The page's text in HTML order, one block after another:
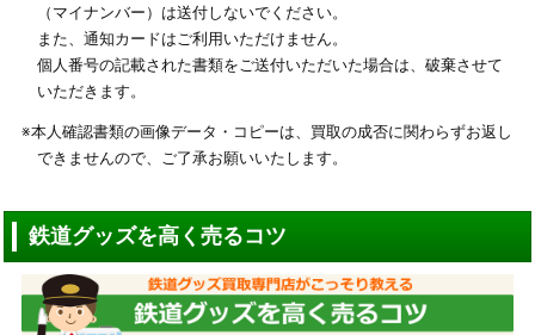
（マイナンバー）は送付しないでください。
また、通知カードはご利用いただけません。
個人番号の記載された書類をご送付いただいた場合は、破棄させて
いただきます。
※本人確認書類の画像データ・コピーは、買取の成否に関わらずお返し
できませんので、ご了承お願いいたします。
鉄道グッズを高く売るコツ